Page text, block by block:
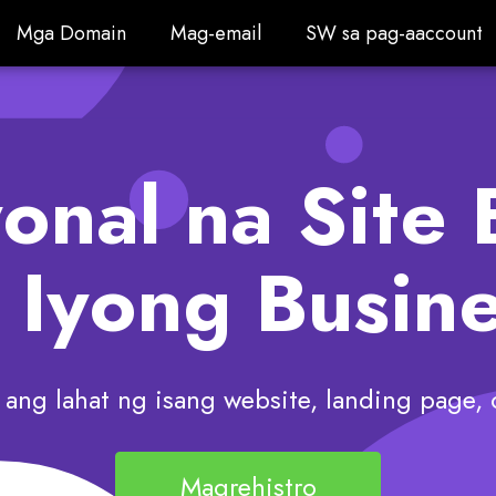
Mga Domain
Mga Domain Mag-email
Mag-email SW sa pag-aaccount
SW sa pag-aaccount
na Site
Iyong
lahat ng isang website, landing page,
Magrehistro